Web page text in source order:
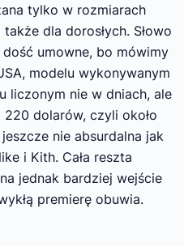
tylko w rozmiarach
dla dorosłych. Słowo
umowne, bo mówimy
modelu wykonywanym
liczonym nie w dniach, ale
dolarów, czyli około
nie absurdalna jak
i Kith. Cała reszta
jednak bardziej wejście
premierę obuwia.